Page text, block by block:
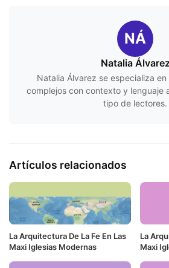
NÁ
Natalia Álvarez
Natalia Álvarez se especializa
complejos con contexto y lenguaje
tipo de lectores.
Artículos relacionados
La Arquitectura De La Fe En Las
Maxi Iglesias Modernas
La
Maxi